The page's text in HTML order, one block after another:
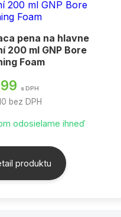
pena na hlavne
200 ml GNP Bore
Foam
s DPH
bez DPH
odosielame ihneď
produktu